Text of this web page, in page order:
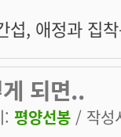
섭, 애정과 집
되면..
: 평양선봉 / 작성